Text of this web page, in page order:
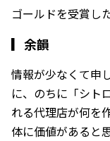
ゴールドを受賞し
▎ 余韻
情報が少なくて申
に、のちに「シト
れる代理店が何を
体に価値があると